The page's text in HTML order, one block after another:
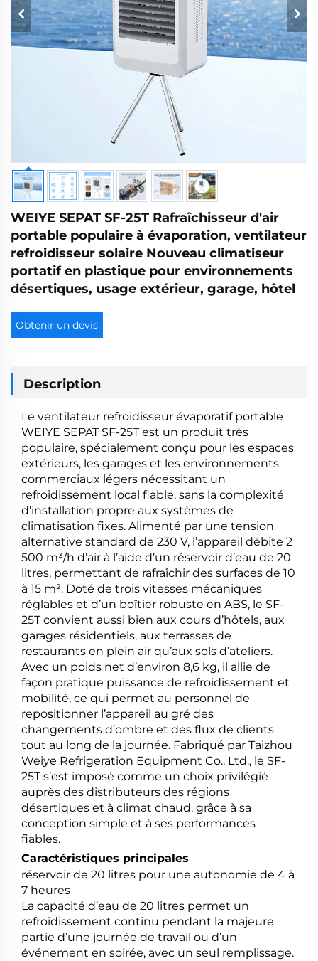
WEIYE SEPAT SF-25T Rafraîchisseur d'air
portable populaire à évaporation, ventilateur
refroidisseur solaire Nouveau climatiseur
portatif en plastique pour environnements
désertiques, usage extérieur, garage, hôtel
Obtenir un devis
Description
Le ventilateur refroidisseur évaporatif portable
WEIYE SEPAT SF-25T est un produit très
populaire, spécialement conçu pour les espaces
extérieurs, les garages et les environnements
commerciaux légers nécessitant un
refroidissement local fiable, sans la complexité
d’installation propre aux systèmes de
climatisation fixes. Alimenté par une tension
alternative standard de 230 V, l’appareil débite 2
500 m³/h d’air à l’aide d’un réservoir d’eau de 20
litres, permettant de rafraîchir des surfaces de 10
à 15 m². Doté de trois vitesses mécaniques
réglables et d’un boîtier robuste en ABS, le SF-
25T convient aussi bien aux cours d’hôtels, aux
garages résidentiels, aux terrasses de
restaurants en plein air qu’aux sols d’ateliers.
Avec un poids net d’environ 8,6 kg, il allie de
façon pratique puissance de refroidissement et
mobilité, ce qui permet au personnel de
repositionner l’appareil au gré des
changements d’ombre et des flux de clients
tout au long de la journée. Fabriqué par Taizhou
Weiye Refrigeration Equipment Co., Ltd., le SF-
25T s’est imposé comme un choix privilégié
auprès des distributeurs des régions
désertiques et à climat chaud, grâce à sa
conception simple et à ses performances
fiables.
Caractéristiques principales
réservoir de 20 litres pour une autonomie de 4 à
7 heures
La capacité d’eau de 20 litres permet un
refroidissement continu pendant la majeure
partie d’une journée de travail ou d’un
événement en soirée, avec un seul remplissage.